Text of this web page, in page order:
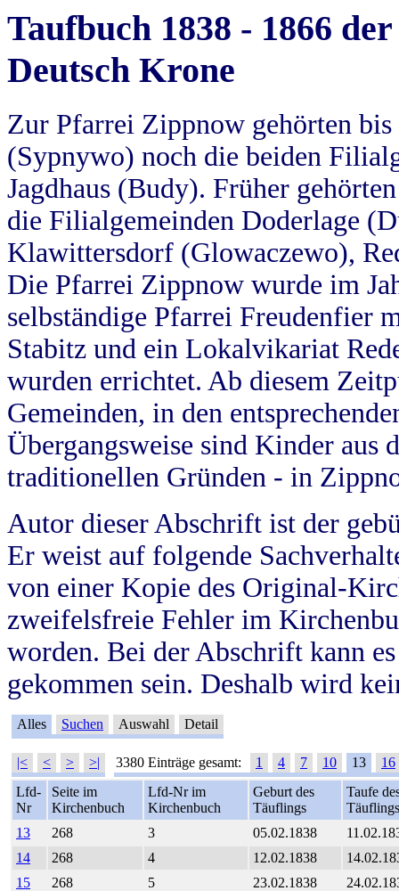
Taufbuch 1838 - 1866
Deutsch Krone
Zur Pfarrei Zippnow gehörten
(Sypnywo) noch die beiden
Jagdhaus (Budy). Früher
die Filialgemeinden Doderlage
Klawittersdorf (Glowaczewo),
Die Pfarrei Zippnow wurde im
selbständige Pfarrei Freudenfier
Stabitz und ein Lokalvikariat
wurden errichtet. Ab diesem
Gemeinden, in den
Übergangsweise sind Kinder aus
traditionellen Gründen - in
Autor dieser Abschrift ist der
Er weist auf folgende
von einer Kopie des Original-
zweifelsfreie Fehler im
worden. Bei der Abschrift kann
gekommen sein. Deshalb wird
Alles Suchen Auswahl Detail
|< < > >| 3380 Einträge gesamt: 1 4 7 10 13
16
Lfd-
Nr
Seite im
Kirchenbuch
Lfd-Nr im
Kirchenbuch
Geburt des
Täuflings
Taufe
Täuflings
13
268 3 05.02.1838
14
268 4 12.02.1838
15
268 5 23.02.1838